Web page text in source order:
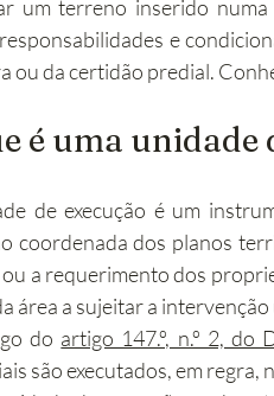
Reabilitação
Remodelação Turismo
um terreno inserido
e
ou da certidão predial.
é uma unidade
de execução é um
coordenada dos planos
a requerimento dos
área a sujeitar a
do artigo 147.º, n.º 2, do
são executados, em regra,